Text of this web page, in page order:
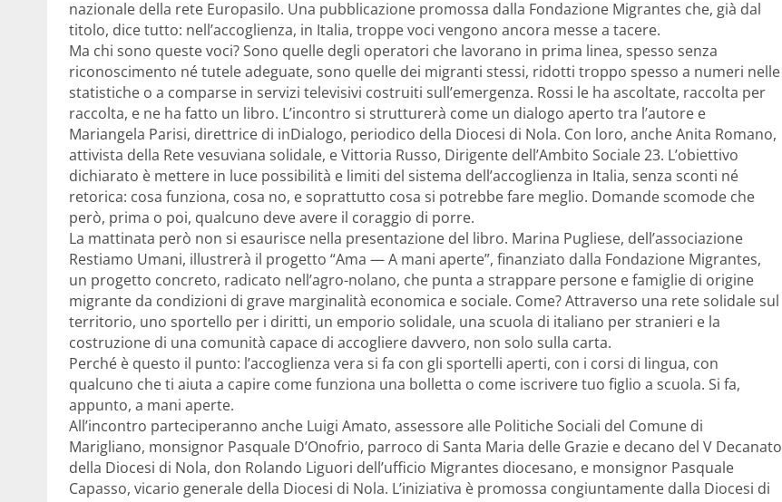
nazionale della rete Europasilo. Una pubblicazione promossa dalla Fondazione Migrantes che, già dal
titolo, dice tutto: nell’accoglienza, in Italia, troppe voci vengono ancora messe a tacere.
Ma chi sono queste voci? Sono quelle degli operatori che lavorano in prima linea, spesso senza
riconoscimento né tutele adeguate, sono quelle dei migranti stessi, ridotti troppo spesso a numeri nelle
statistiche o a comparse in servizi televisivi costruiti sull’emergenza. Rossi le ha ascoltate, raccolta per
raccolta, e ne ha fatto un libro. L’incontro si strutturerà come un dialogo aperto tra l’autore e
Mariangela Parisi, direttrice di inDialogo, periodico della Diocesi di Nola. Con loro, anche Anita Romano,
attivista della Rete vesuviana solidale, e Vittoria Russo, Dirigente dell’Ambito Sociale 23. L’obiettivo
dichiarato è mettere in luce possibilità e limiti del sistema dell’accoglienza in Italia, senza sconti né
retorica: cosa funziona, cosa no, e soprattutto cosa si potrebbe fare meglio. Domande scomode che
però, prima o poi, qualcuno deve avere il coraggio di porre.
La mattinata però non si esaurisce nella presentazione del libro. Marina Pugliese, dell’associazione
Restiamo Umani, illustrerà il progetto “Ama — A mani aperte”, finanziato dalla Fondazione Migrantes,
un progetto concreto, radicato nell’agro-nolano, che punta a strappare persone e famiglie di origine
migrante da condizioni di grave marginalità economica e sociale. Come? Attraverso una rete solidale sul
territorio, uno sportello per i diritti, un emporio solidale, una scuola di italiano per stranieri e la
costruzione di una comunità capace di accogliere davvero, non solo sulla carta.
Perché è questo il punto: l’accoglienza vera si fa con gli sportelli aperti, con i corsi di lingua, con
qualcuno che ti aiuta a capire come funziona una bolletta o come iscrivere tuo figlio a scuola. Si fa,
appunto, a mani aperte.
All’incontro parteciperanno anche Luigi Amato, assessore alle Politiche Sociali del Comune di
Marigliano, monsignor Pasquale D’Onofrio, parroco di Santa Maria delle Grazie e decano del V Decanato
della Diocesi di Nola, don Rolando Liguori dell’ufficio Migrantes diocesano, e monsignor Pasquale
Capasso, vicario generale della Diocesi di Nola. L’iniziativa è promossa congiuntamente dalla Diocesi di